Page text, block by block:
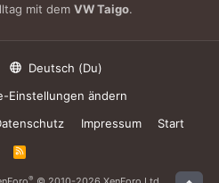
mit dem VW Taigo.
Deutsch (Du)
Einstellungen ändern
Impressum Start
R
S
S®